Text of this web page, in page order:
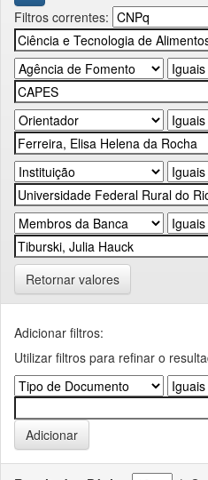
Filtros correntes:
Retornar valores
Adicionar filtros:
Utilizar filtros para refinar o